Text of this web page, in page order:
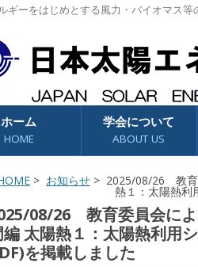
ギーをはじめとする風力・バイオマス
へスキップ
ホーム
HOME
学会について
ABOUT US
> お知らせ > 2025/08/26 教育
熱１：太陽熱利
08/26 教育委員会によ
編 太陽熱１：太陽熱利用
を掲載しました